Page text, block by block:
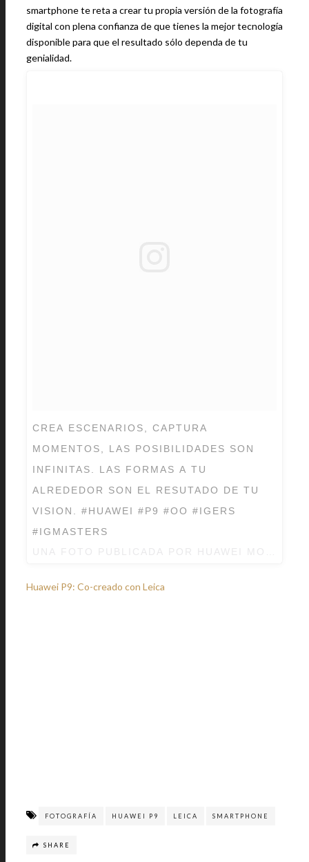
smartphone te reta a crear tu propia versión de la fotografía
digital con plena confianza de que tienes la mejor tecnología
disponible para que el resultado sólo dependa de tu
genialidad.
CREA ESCENARIOS, CAPTURA
MOMENTOS, LAS POSIBILIDADES SON
INFINITAS. LAS FORMAS A TU
ALREDEDOR SON EL RESUTADO DE TU
VISION. #HUAWEI #P9 #OO #IGERS
#IGMASTERS
Huawei P9: Co-creado con Leica
FOTOGRAFÍA HUAWEI P9 LEICA SMARTPHONE
SHARE